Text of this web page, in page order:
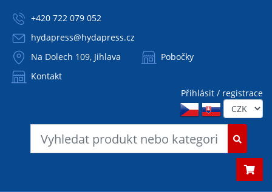
+420 722 079 052
hydapress@hydapress.cz
Na Dolech 109, Jihlava
Pobočky
Kontakt
Přihlásit / registrace